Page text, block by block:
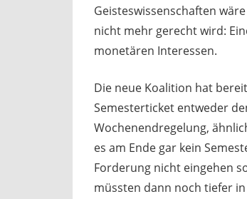
Geisteswissenschaften
nicht mehr gerecht wird:
monetären Interessen.
Die neue Koalition hat
Semesterticket entweder
Wochenendregelung,
es am Ende gar kein
Forderung nicht eingehen
müssten dann noch tiefer